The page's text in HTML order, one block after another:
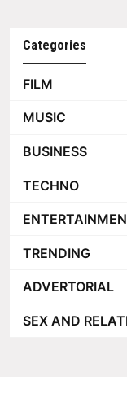
Categories
FILM
MUSIC
BUSINESS
TECHNO
TRENDING
ADVERTORIAL
SEX AND